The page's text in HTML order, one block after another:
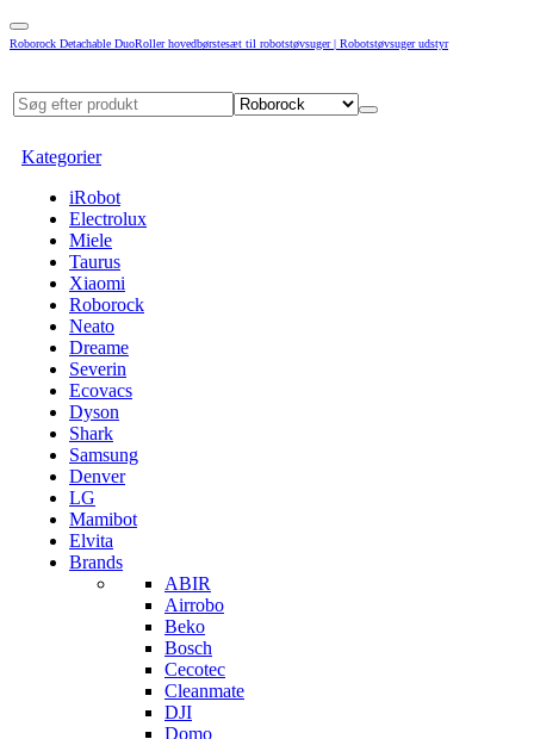
Roborock Detachable DuoRoller hovedbørstesæt til robotstøvsuger | Robotstøvsuger udstyr
Kategorier
iRobot
Electrolux
Miele
Taurus
Xiaomi
Roborock
Neato
Dreame
Severin
Ecovacs
Dyson
Shark
Samsung
Denver
LG
Mamibot
Elvita
Brands
ABIR
Airrobo
Beko
Bosch
Cecotec
Cleanmate
DJI
Domo